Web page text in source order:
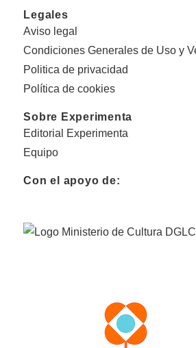
Legales
Aviso legal
Condiciones Generales de Uso y
Politica de privacidad
Política de cookies
Sobre Experimenta
Editorial Experimenta
Equipo
Con el apoyo de: